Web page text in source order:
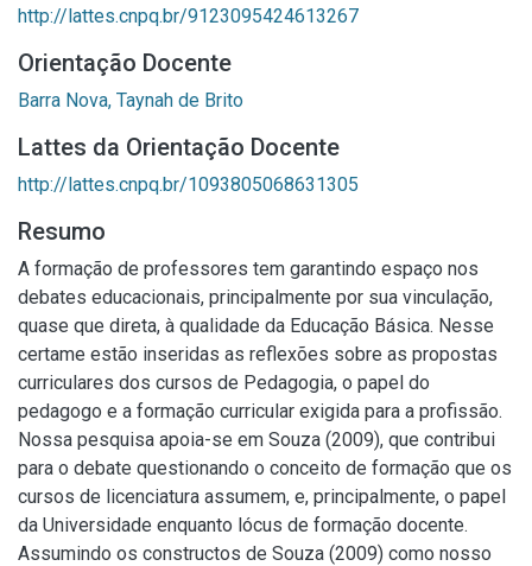
http://lattes.cnpq.br/9123095424613267
Orientação Docente
Barra Nova, Taynah de Brito
Lattes da Orientação Docente
http://lattes.cnpq.br/1093805068631305
Resumo
A formação de professores tem garantindo espaço nos
debates educacionais, principalmente por sua vinculação,
quase que direta, à qualidade da Educação Básica. Nesse
certame estão inseridas as reflexões sobre as propostas
curriculares dos cursos de Pedagogia, o papel do
pedagogo e a formação curricular exigida para a profissão.
Nossa pesquisa apoia-se em Souza (2009), que contribui
para o debate questionando o conceito de formação que os
cursos de licenciatura assumem, e, principalmente, o papel
da Universidade enquanto lócus de formação docente.
Assumindo os constructos de Souza (2009) como nosso